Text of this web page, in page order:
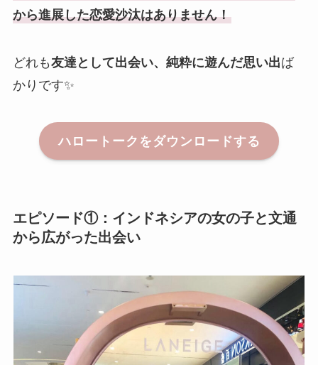
から進展した恋愛沙汰はありません！
どれも友達として出会い、純粋に遊んだ思い出ば
かりです✨
ハロートークをダウンロードする
エピソード①：インドネシアの女の子と文通
から広がった出会い